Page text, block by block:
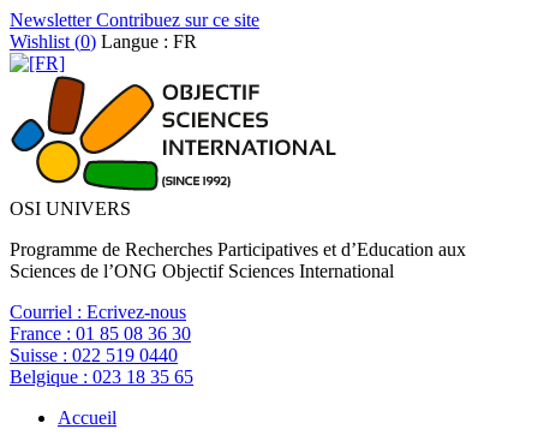
NewsletterContribuez sur ce site
Wishlist (0) Langue : FR
OSI UNIVERS
Programme de Recherches Participatives et d’Education aux
Sciences de l’ONG Objectif Sciences International
Courriel : Ecrivez-nous
France : 01 85 08 36 30
Suisse : 022 519 0440
Belgique : 023 18 35 65
Accueil